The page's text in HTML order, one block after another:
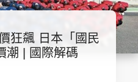
狂飆 日本「國民
潮 | 國際解碼